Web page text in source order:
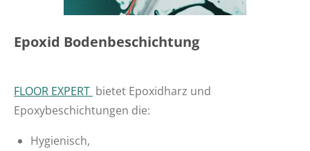
Epoxid Bodenbeschichtung
FLOOR EXPERT bietet Epoxidharz und
Epoxybeschichtungen die:
Hygienisch,